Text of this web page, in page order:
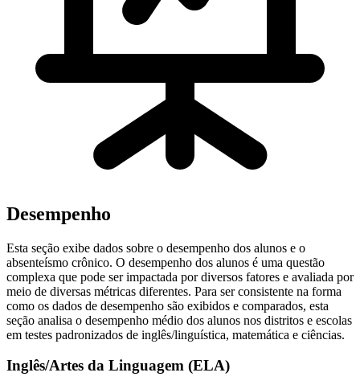
Desempenho
Esta seção exibe dados sobre o desempenho dos alunos e o
absenteísmo crônico. O desempenho dos alunos é uma questão
complexa que pode ser impactada por diversos fatores e avaliada por
meio de diversas métricas diferentes. Para ser consistente na forma
como os dados de desempenho são exibidos e comparados, esta
seção analisa o desempenho médio dos alunos nos distritos e escolas
em testes padronizados de inglês/linguística, matemática e ciências.
Inglês/Artes da Linguagem (ELA)